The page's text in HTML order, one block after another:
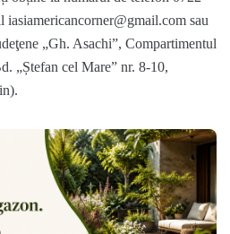
iasiamericancorner@gmail.com sau
„Gh. Asachi”, Compartimentul
„Ștefan cel Mare” nr. 8-10,